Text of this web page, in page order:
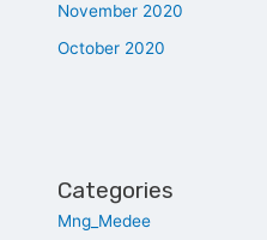
November 2020
October 2020
Categories
Mng_Medee